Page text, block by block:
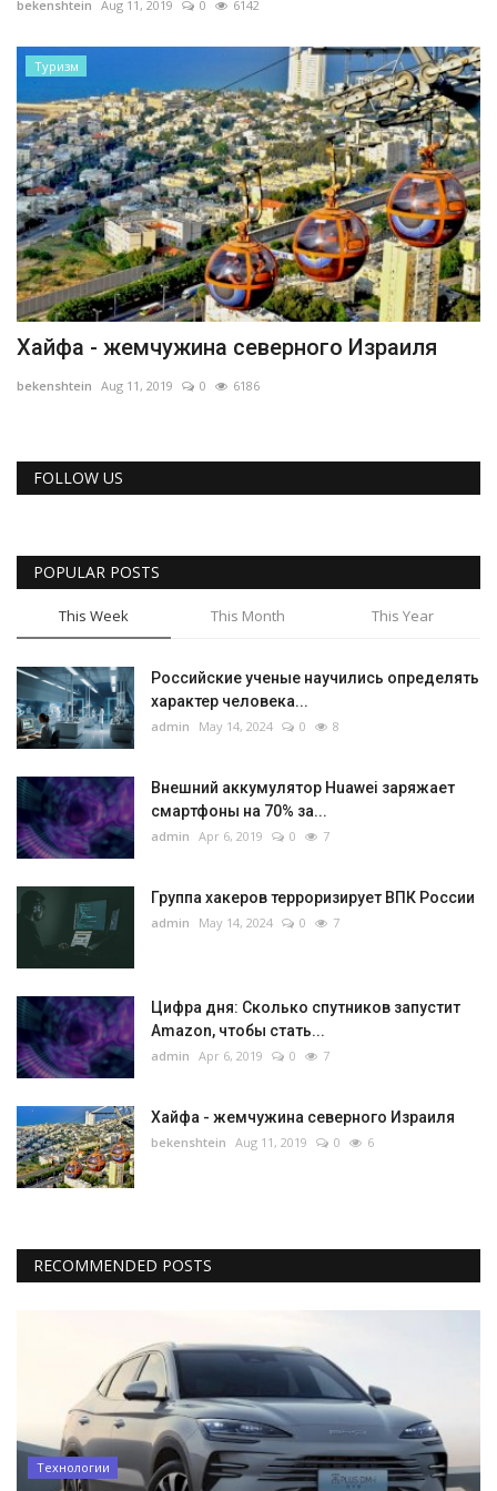
bekenshtein Aug 11, 2019 0 6142
Туризм
Хайфа - жемчужина северного Израиля
bekenshtein Aug 11, 2019 0 6186
FOLLOW US
POPULAR POSTS
This Week This Month This Year
Российские ученые научились определять
характер человека...
admin May 14, 2024 0 8
Внешний аккумулятор Huawei заряжает
смартфоны на 70% за...
admin Apr 6, 2019 0 7
Группа хакеров терроризирует ВПК России
admin May 14, 2024 0 7
Цифра дня: Сколько спутников запустит
Amazon, чтобы стать...
admin Apr 6, 2019 0 7
Хайфа - жемчужина северного Израиля
bekenshtein Aug 11, 2019 0 6
RECOMMENDED POSTS
Технологии